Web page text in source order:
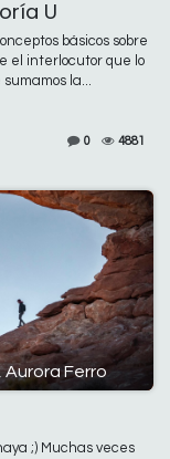
U
básicos sobre
el interlocutor que lo
la...
0 4881
Aurora Ferro
;) Muchas veces